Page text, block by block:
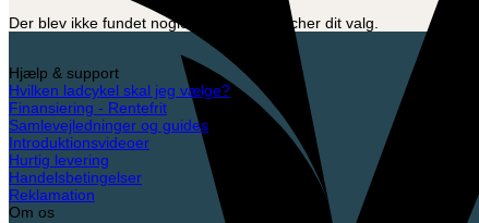
Der blev ikke fundet nogle varer, der matcher dit valg.
Hjælp & support
Hvilken ladcykel skal jeg vælge?
Finansiering - Rentefrit
Samlevejledninger og guides
Introduktionsvideoer
Hurtig levering
Handelsbetingelser
Reklamation
Om os